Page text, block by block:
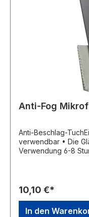
Anti-Fog
Anti-Beschlag-
verwendbar • Die Gläser Ihrer Brille bleiben nach der
Verwendung 6-8
Rezzato,Brescia, IT,
10,10 €*
In den